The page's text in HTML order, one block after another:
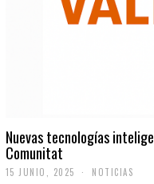
Nuevas tecnologías
Comunitat
15 JUNIO, 2025 NOTICIAS